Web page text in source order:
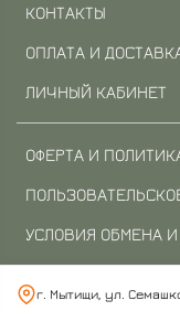
г. Мытищи, ул.
КОНТАКТЫ
ОПЛАТА И
ЛИЧНЫЙ КАБИНЕТ
ОФЕРТА И
УСЛОВИЯ ОБМЕНА